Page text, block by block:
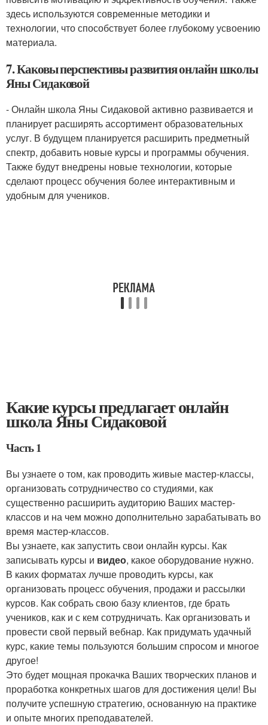
здесь используются современные методики и
технологии, что способствует более глубокому усвоению
материала.
7. Каковы перспективы развития онлайн школы
Яны Сидаковой
- Онлайн школа Яны Сидаковой активно развивается и
планирует расширять ассортимент образовательных
услуг. В будущем планируется расширить предметный
спектр, добавить новые курсы и программы обучения.
Также будут внедрены новые технологии, которые
сделают процесс обучения более интерактивным и
удобным для учеников.
Какие курсы предлагает онлайн
школа Яны Сидаковой
Часть 1
Вы узнаете о том, как проводить живые мастер-классы,
организовать сотрудничество со студиями, как
существенно расширить аудиторию Ваших мастер-
классов и на чем можно дополнительно зарабатывать во
время мастер-классов.
Вы узнаете, как запустить свои онлайн курсы. Как
записывать курсы и видео, какое оборудование нужно.
В каких форматах лучше проводить курсы, как
организовать процесс обучения, продажи и рассылки
курсов. Как собрать свою базу клиентов, где брать
учеников, как и с кем сотрудничать. Как организовать и
провести свой первый вебнар. Как придумать удачный
курс, какие темы пользуются большим спросом и многое
другое!
Это будет мощная прокачка Ваших творческих планов и
проработка конкретных шагов для достижения цели! Вы
получите успешную стратегию, основанную на практике
и опыте многих преподавателей.